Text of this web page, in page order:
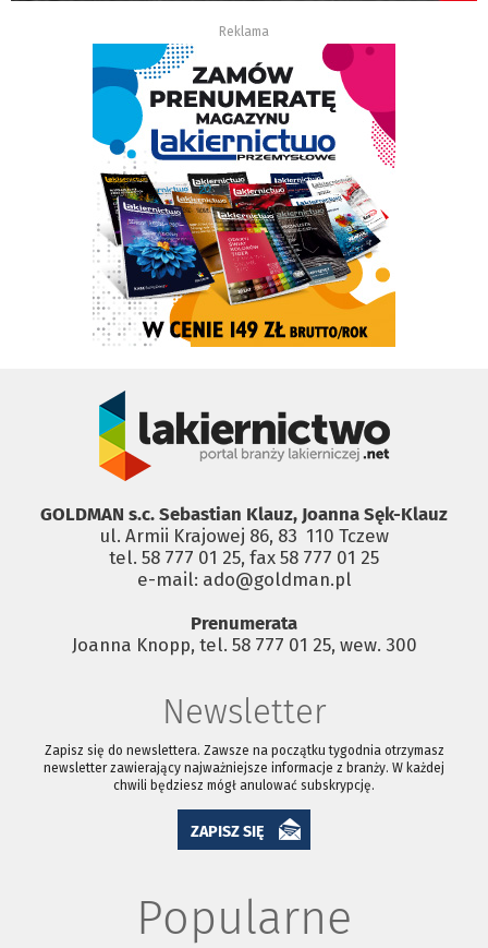
Reklama
GOLDMAN s.c. Sebastian Klauz, Joanna Sęk-Klauz
ul. Armii Krajowej 86, 83 ­ 110 Tczew
tel. 58 777 01 25, fax 58 777 01 25
e-mail: ado@goldman.pl
Prenumerata
Joanna Knopp, tel. 58 777 01 25, wew. 300
Newsletter
Zapisz się do newslettera. Zawsze na początku tygodnia otrzymasz
newsletter zawierający najważniejsze informacje z branży. W każdej
chwili będziesz mógł anulować subskrypcję.
ZAPISZ SIĘ
Popularne